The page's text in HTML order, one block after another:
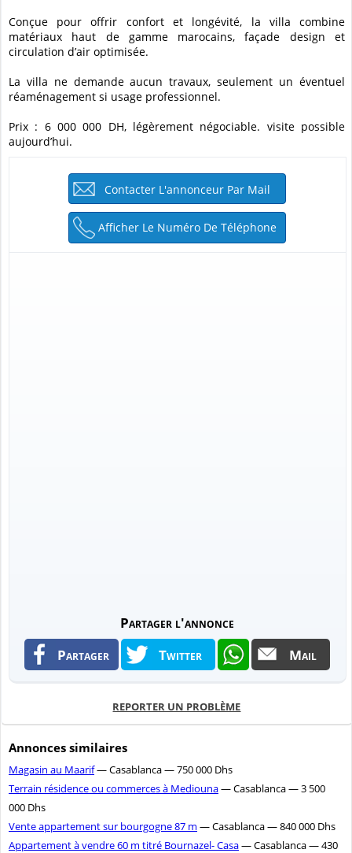
Conçue pour offrir confort et longévité, la villa combine
matériaux haut de gamme marocains, façade design et
circulation d’air optimisée.
La villa ne demande aucun travaux, seulement un éventuel
réaménagement si usage professionnel.
Prix : 6 000 000 DH, légèrement négociable. visite possible
aujourd’hui.
Contacter L'annonceur Par Mail
Partager l'annonce
Partager Twitter Mail
REPORTER UN PROBLÈME
Annonces similaires
Magasin au Maarif— Casablanca — 750 000 Dhs
Terrain résidence ou commerces à Mediouna— Casablanca — 3 500
000 Dhs
Vente appartement sur bourgogne 87 m — Casablanca — 840 000 Dhs
Appartement à vendre 60 m titré Bournazel- Casa— Casablanca — 430